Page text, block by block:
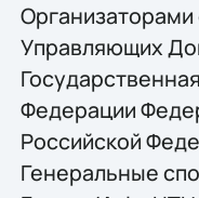
Управляющих
Федерации
Российской
Генеральные